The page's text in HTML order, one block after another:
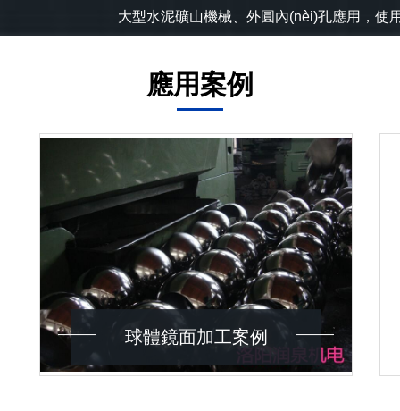
大型水泥礦山機械、外圓內(nèi)孔應用，
應用案例
球體鏡面加工案例